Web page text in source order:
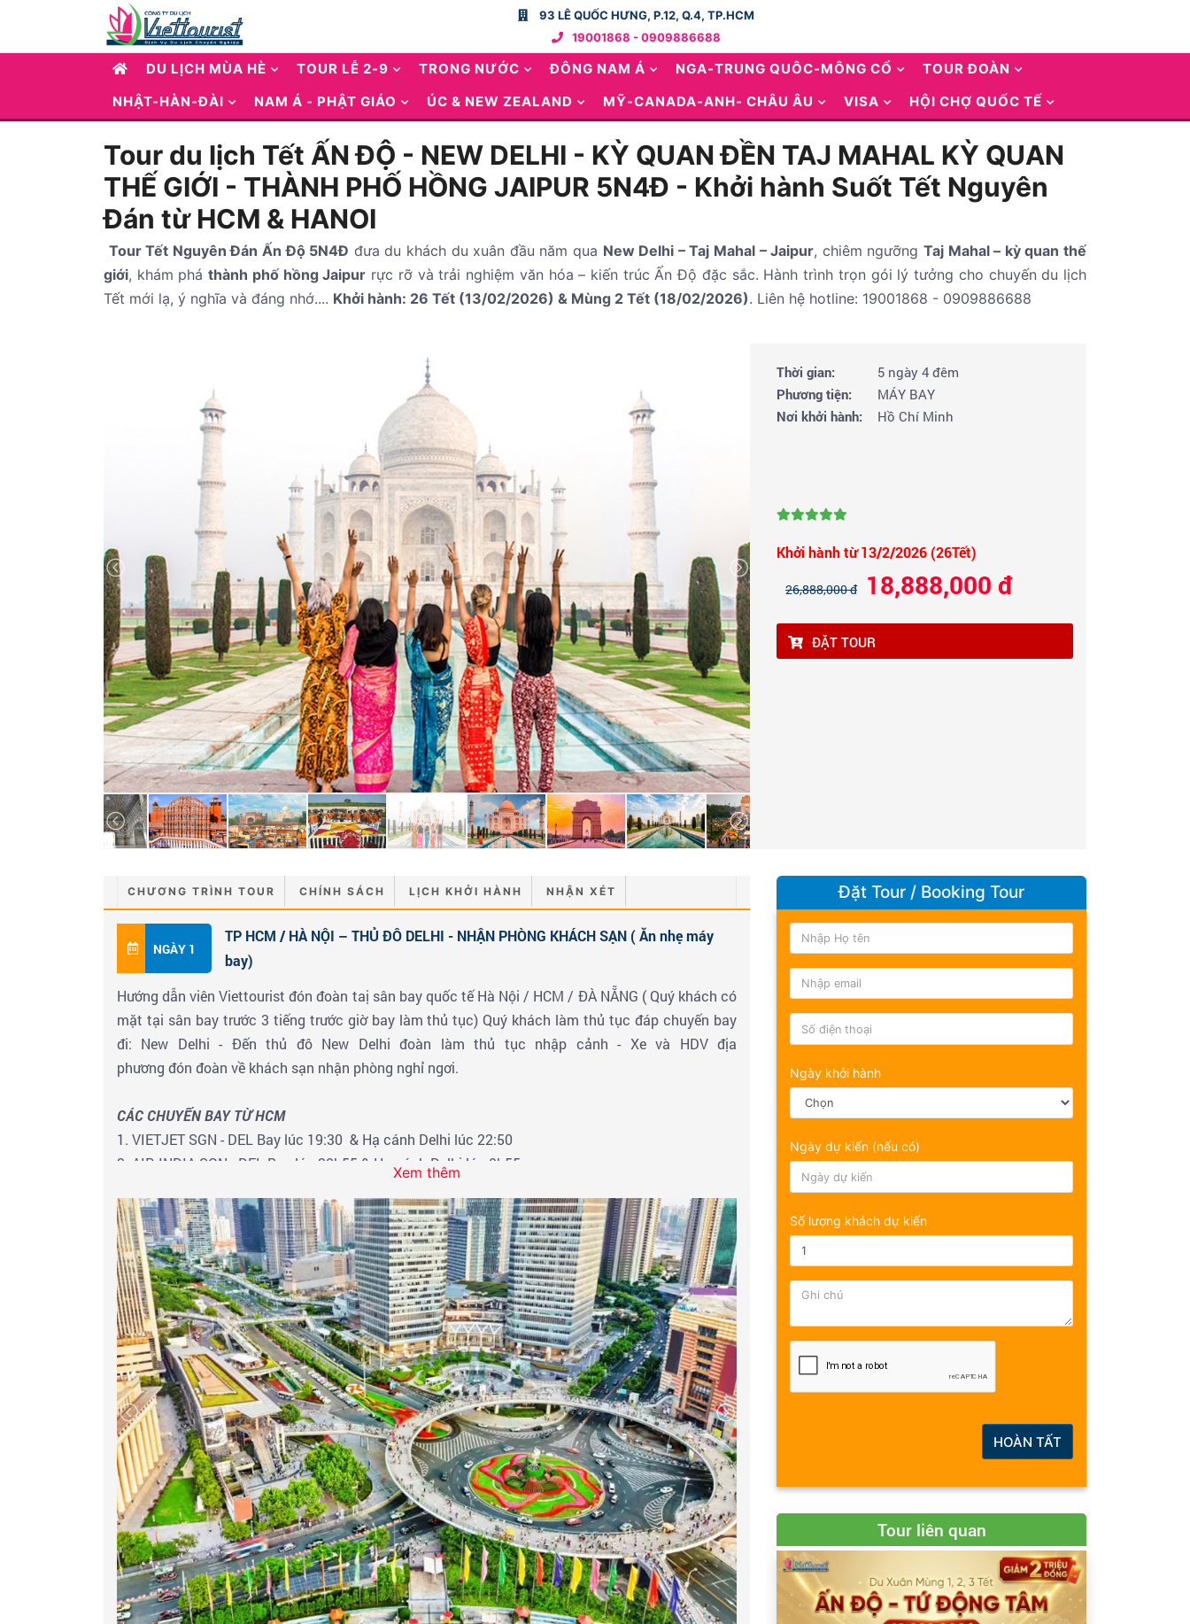
93 LÊ QUỐC HƯNG, P.12, Q.4, TP.HCM
19001868 - 0909886688
DU LỊCH MÙA HÈ TOUR LỄ 2-9 TRONG NƯỚC ĐÔNG NAM Á NGA-TRUNG QUÔC-MÔNG CỔ
TOUR ĐOÀN
NHẬT-HÀN-ĐÀI
NAM Á - PHẬT GIÁO ÚC & NEW ZEALAND MỸ-CANADA-ANH- CHÂU ÂU VISA HỘI CHỢ QUỐC TẾ
Tour du lịch Tết ẤN ĐỘ - NEW DELHI - KỲ QUAN ĐỀN TAJ MAHAL KỲ QUAN
THẾ GIỚI - THÀNH PHỐ HỒNG JAIPUR 5N4Đ - Khởi hành Suốt Tết Nguyên
Đán từ HCM & HANOI
Tour Tết Nguyên Đán Ấn Độ 5N4Đ đưa du khách du xuân đầu năm qua New Delhi – Taj Mahal – Jaipur, chiêm ngưỡngTaj Mahal – kỳ quan thế
giới, khám pháthành phố hồng Jaipur rực rỡ và trải nghiệm văn hóa – kiến trúc Ấn Độ đặc sắc. Hành trình trọn gói lý tưởng cho chuyến du lịch
Tết mới lạ, ý nghĩa và đáng nhớ.... Khởi hành: 26 Tết (13/02/2026) & Mùng 2 Tết (18/02/2026). Liên hệ hotline: 19001868 - 0909886688
Thời gian:
5 ngày 4 đêm
Phương tiện:
MÁY BAY
Nơi khởi hành:
Hồ Chí Minh
Khởi hành từ 13/2/2026 (26Tết)
26,888,000 đ 18,888,000 đ
ĐẶT TOUR
CHƯƠNG TRÌNH TOUR CHÍNH SÁCH LỊCH KHỞI HÀNH NHẬN XÉT
NGÀY 1
TP HCM / HÀ NỘI – THỦ ĐÔ DELHI - NHẬN PHÒNG KHÁCH SẠN ( Ăn nhẹ máy
bay)
Hướng dẫn viên Viettourist đón đoàn taị sân bay quốc tế Hà Nội / HCM / ĐÀ NẴNG ( Quý khách có
mặt tại sân bay trước 3 tiếng trước giờ bay làm thủ tục) Quý khách làm thủ tục đáp chuyến bay
đi: New Delhi - Đến thủ đô New Delhi đoàn làm thủ tục nhập cảnh - Xe và HDV địa
phương đón đoàn về khách sạn nhận phòng nghỉ ngơi.
CÁC CHUYẾN BAY TỪ HCM
1. VIETJET SGN - DEL Bay lúc 19:30 & Hạ cánh Delhi lúc 22:50
2. AIR INDIA SGN - DEL Bay lúc 20h55 & Hạ cánh Delhi lúc 0h55
CÁC CHUYẾN BAY TỪ HÀ NỘI
1. VIETJET HAN - DEL Bay lúc 19:10 & Hạ cánh Delhi lúc 22:50
2. VIETNAM AIRLINE : Bay lúc 18h45 & Hạ cánh Delhi lúc 22h00
3. INDIGO | HAN - DEL Bay lúc 18h00 & Hạ cánh Delhi lúc 21h25
Xem thêm
Đặt Tour / Booking Tour
Ngày khởi hành
Ngày dự kiến (nếu có)
Số lượng khách dự kiến
HOÀN TẤT
Tour liên quan